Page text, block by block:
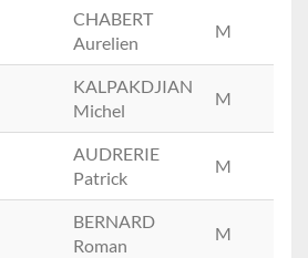
CHABERT
Aurelien
M
KALPAKDJIAN
Michel
M
AUDRERIE
Patrick
M
BERNARD
Roman
M